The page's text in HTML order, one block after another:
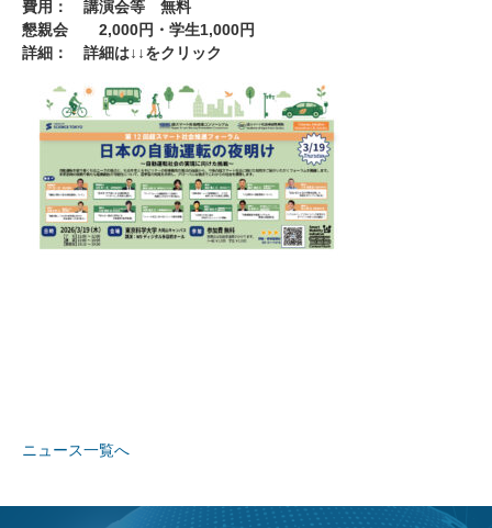
費用： 講演会等 無料
懇親会 2,000円・学生1,000円
詳細： 詳細は↓↓をクリック
ニュース一覧へ